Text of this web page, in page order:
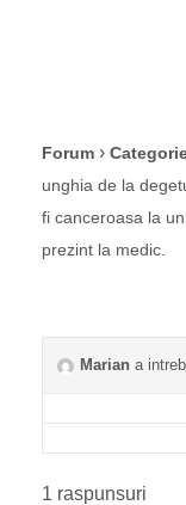
Forum ›
unghia de la
fi canceroasa la
prezint la medic.
Marian a
1 raspunsuri